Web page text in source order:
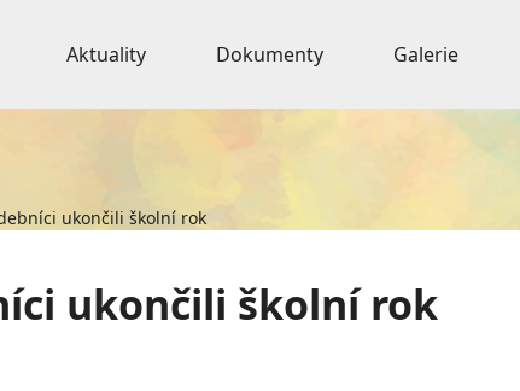
Aktuality Dokumenty Galerie
ukončili školní rok
ukončili školní rok